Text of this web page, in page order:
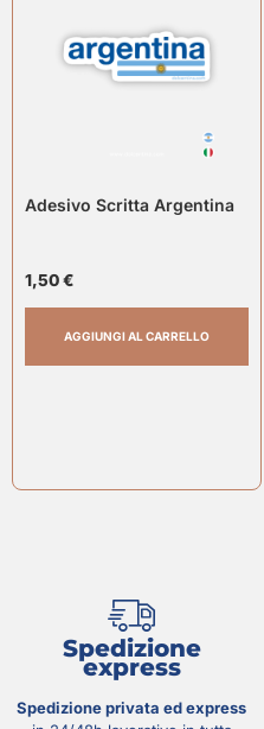
Adesivo Scritta Argentina
1,50€
AGGIUNGI AL CARRELLO
Spedizione
express
Spedizione privata ed express